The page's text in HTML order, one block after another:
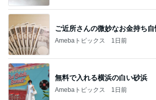
ご近所さんの微妙なお金持ち自
Amebaトピックス 1日前
無料で入れる横浜の白い砂浜
Amebaトピックス 1日前